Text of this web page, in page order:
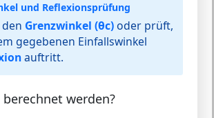
und Reflexionsprüfung
Grenzwinkel (θc)oder prüft,
gegebenen Einfallswinkel
auftritt.
werden?